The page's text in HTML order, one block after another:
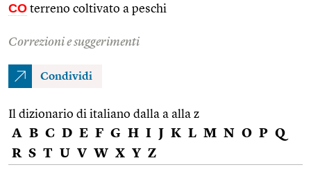
CO terreno coltivato a peschi
Correzioni e suggerimenti
Condividi
Il dizionario di italiano dalla a alla z
A B C D E F G H I J K L M N O P Q
R S T U V W X Y Z